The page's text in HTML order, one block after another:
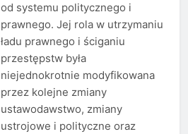
od systemu politycznego i
prawnego. Jej rola w utrzymaniu
ładu prawnego i ściganiu
przestępstw była
niejednokrotnie modyfikowana
przez kolejne zmiany
ustawodawstwo, zmiany
ustrojowe i polityczne oraz